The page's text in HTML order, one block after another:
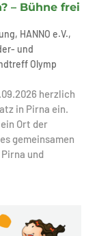
– Bühne frei
, HANNO e.V.,
und
Olymp
herzlich
in Pirna ein.
Ort der
gemeinsamen
und